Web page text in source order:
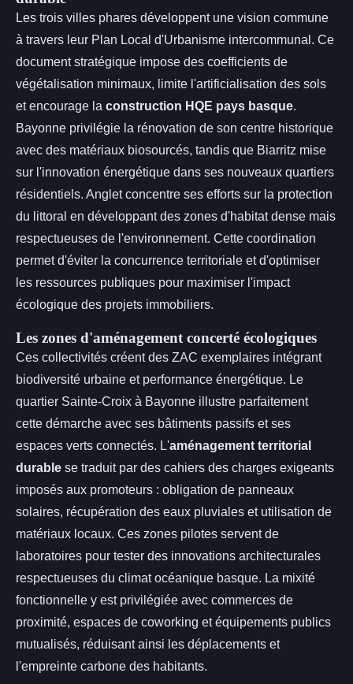
Les trois villes phares développent une vision commune
à travers leur Plan Local d'Urbanisme intercommunal. Ce
document stratégique impose des coefficients de
végétalisation minimaux, limite l'artificialisation des sols
et encourage la construction HQE pays basque.
Bayonne privilégie la rénovation de son centre historique
avec des matériaux biosourcés, tandis que Biarritz mise
sur l'innovation énergétique dans ses nouveaux quartiers
résidentiels. Anglet concentre ses efforts sur la protection
du littoral en développant des zones d'habitat dense mais
respectueuses de l'environnement. Cette coordination
permet d'éviter la concurrence territoriale et d'optimiser
les ressources publiques pour maximiser l'impact
écologique des projets immobiliers.
Les zones d'aménagement concerté écologiques
Ces collectivités créent des ZAC exemplaires intégrant
biodiversité urbaine et performance énergétique. Le
quartier Sainte-Croix à Bayonne illustre parfaitement
cette démarche avec ses bâtiments passifs et ses
espaces verts connectés. L'aménagement territorial
durable se traduit par des cahiers des charges exigeants
imposés aux promoteurs : obligation de panneaux
solaires, récupération des eaux pluviales et utilisation de
matériaux locaux. Ces zones pilotes servent de
laboratoires pour tester des innovations architecturales
respectueuses du climat océanique basque. La mixité
fonctionnelle y est privilégiée avec commerces de
proximité, espaces de coworking et équipements publics
mutualisés, réduisant ainsi les déplacements et
l'empreinte carbone des habitants.